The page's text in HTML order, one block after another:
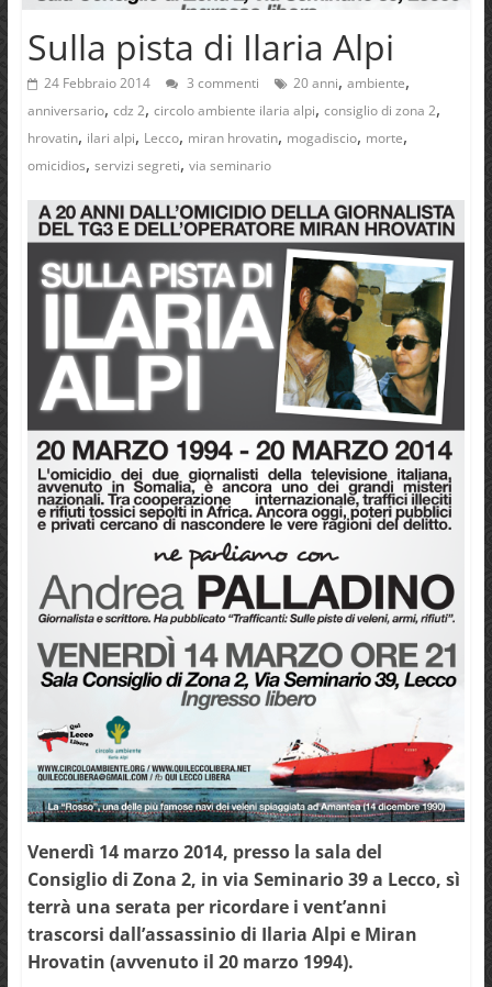
Sulla pista di Ilaria Alpi
24 Febbraio 2014 3 commenti 20 anni, ambiente,
anniversario, cdz 2, circolo ambiente ilaria alpi, consiglio di zona 2,
hrovatin, ilari alpi, Lecco, miran hrovatin, mogadiscio, morte,
omicidios, servizi segreti, via seminario
Venerdì 14 marzo 2014, presso la sala del
Consiglio di Zona 2, in via Seminario 39 a Lecco, sì
terrà una serata per ricordare i vent’anni
trascorsi dall’assassinio di Ilaria Alpi e Miran
Hrovatin (avvenuto il 20 marzo 1994).